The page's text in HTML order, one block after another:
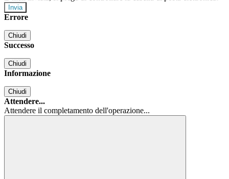
Errore
Chiudi
Successo
Chiudi
Informazione
Chiudi
Attendere...
Attendere il completamento dell'operazione...